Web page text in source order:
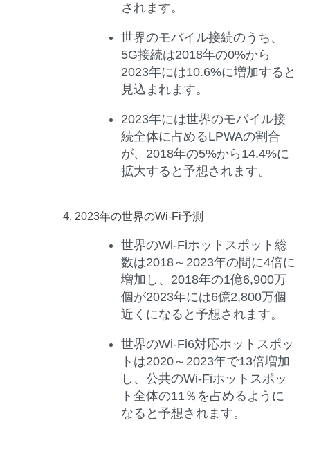
されます。
世界のモバイル接続のうち、
5G接続は2018年の0%から
2023年には10.6%に増加すると
見込まれます。
2023年には世界のモバイル接
続全体に占めるLPWAの割合
が、2018年の5%から14.4%に
拡大すると予想されます。
2023年の世界のWi-Fi予測
世界のWi-Fiホットスポット総
数は2018～2023年の間に4倍に
増加し、2018年の1億6,900万
個が2023年には6億2,800万個
近くになると予想されます。
世界のWi-Fi6対応ホットスポッ
トは2020～2023年で13倍増加
し、公共のWi-Fiホットスポッ
ト全体の11％を占めるように
なると予想されます。